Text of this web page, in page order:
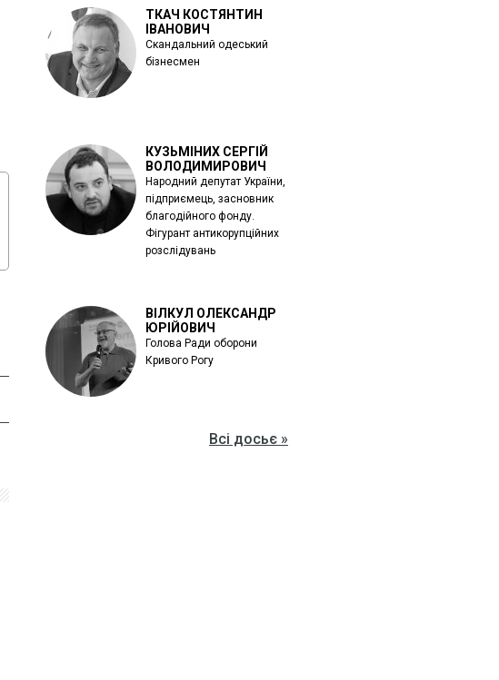
ТКАЧ КОСТЯНТИН
ІВАНОВИЧ
Скандальний одеський
бізнесмен
КУЗЬМІНИХ СЕРГІЙ
ВОЛОДИМИРОВИЧ
Народний депутат України,
підприємець, засновник
благодійного фонду.
Фігурант антикорупційних
розслідувань
ВІЛКУЛ ОЛЕКСАНДР
ЮРІЙОВИЧ
Голова Ради оборони
Кривого Рогу
Всі досьє »